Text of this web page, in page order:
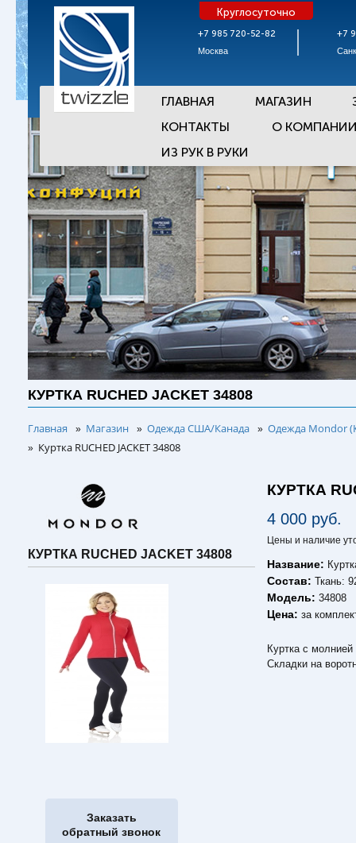
+7 985 720-52-82
Москва
Круглосуточно
+7
ГЛАВНАЯ МАГАЗИН
КОНТАКТЫ
О
ИЗ РУК В РУКИ
КУРТКА RUCHED JACKET 34808
Главная » Магазин » Одежда США/Канада » Одежда Mondor
» Куртка RUCHED JACKET 34808
КУРТКА RUCHED JACKET 34808
Заказать
обратный звонок
КУРТКА
4 000 руб.
Цены и наличие
Название:
Состав:Ткань:
Модель:34808
Цена:за
Куртка с
Складки на